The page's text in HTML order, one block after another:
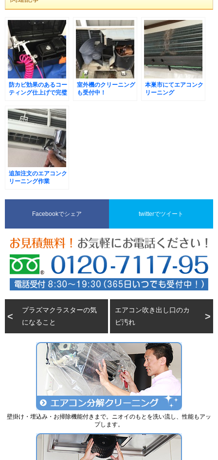
防カビ効果のあるコー
ティング仕上げで完璧
室外機のクリーニング
も受付中！
本巣市にてエアコンク
リーニング
追加注文のエアコンク
リーニング作業
Facebookでシェア twitterでツイート
プラズマクラスターの気
になること
エアコン吹き出し口のカ
ビ汚れ
壁掛け・埋込み・お掃除機能付きまで。ニオイのもとを洗い流し、性能もアッ
プします。